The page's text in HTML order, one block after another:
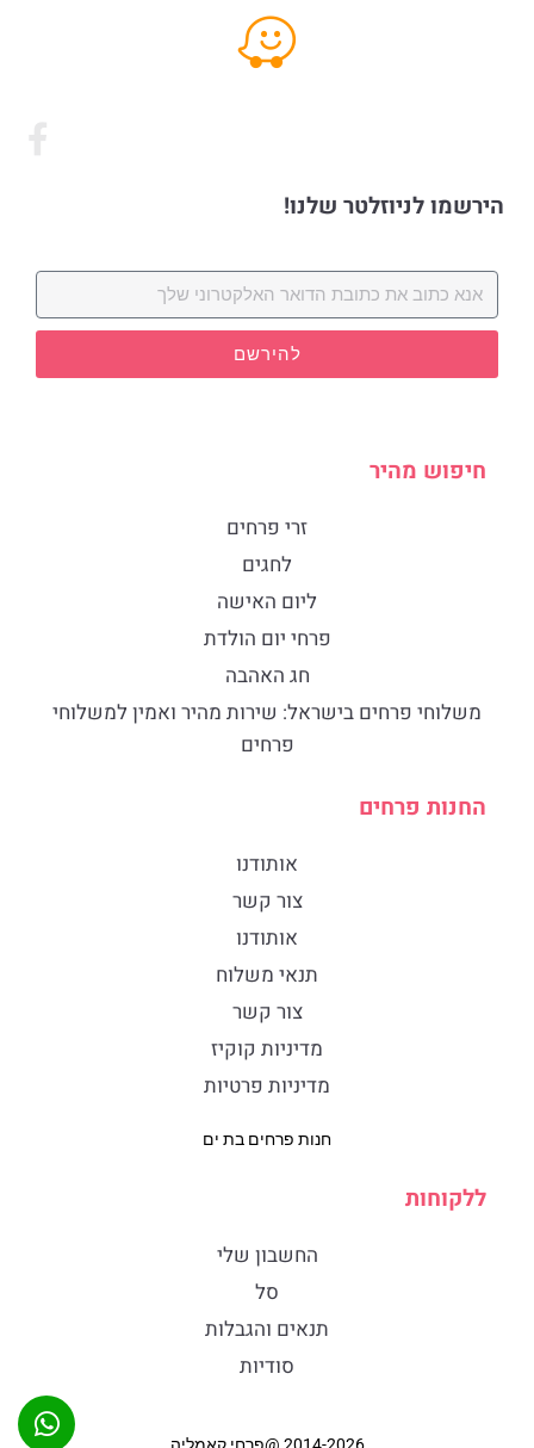
הירשמו לניוזלטר שלנו!
להירשם
חיפוש מהיר
זרי פרחים
לחגים
ליום האישה
פרחי יום הולדת
חג האהבה
​משלוחי פרחים בישראל: שירות מהיר ואמין למשלוחי
פרחים
החנות פרחים
אותודנו
צור קשר
אותודנו
תנאי משלוח
צור קשר
מדיניות קוקיז
מדיניות פרטיות
חנות פרחים בת ים
ללקוחות
החשבון שלי
סל
תנאים והגבלות
סודיות